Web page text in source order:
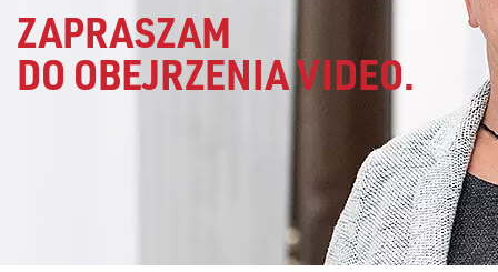
ZAPRASZAM
DO OBEJRZENIA VIDEO.